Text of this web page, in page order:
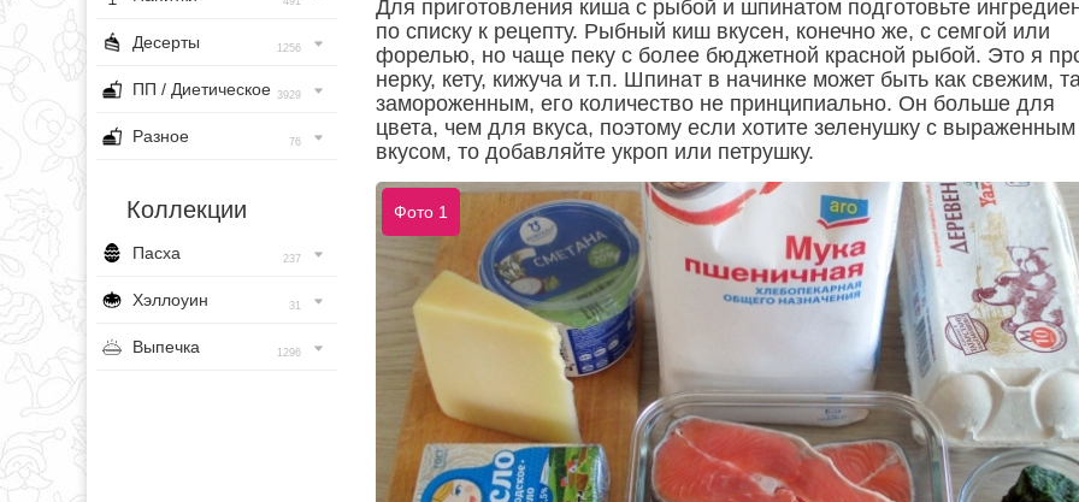
Десерты 1256
ПП / Диетическое 3929
Разное 76
Коллекции
Пасха 237
Хэллоуин 31
Выпечка 1296
Для приготовления киша с рыбой и шпинатом подготовьте
по списку к рецепту. Рыбный киш вкусен, конечно же, с семгой или
форелью, но чаще пеку с более бюджетной красной рыбой. Это я
нерку, кету, кижуча и т.п. Шпинат в начинке может быть как свежим,
замороженным, его количество не принципиально. Он больше для
цвета, чем для вкуса, поэтому если хотите зеленушку с выраженным
вкусом, то добавляйте укроп или петрушку.
Фото 1